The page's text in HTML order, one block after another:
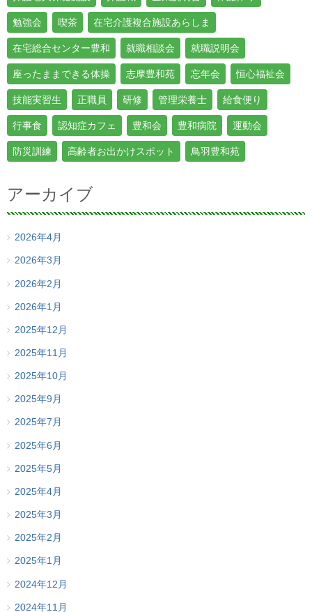
勉強会 喫茶 在宅介護複合施設あらしま
在宅総合センター豊和 就職相談会 就職説明会
座ったままできる体操 志摩豊和苑 忘年会 恒心福祉会
技能実習生 正職員 研修 管理栄養士 給食便り
行事食 認知症カフェ 豊和会 豊和病院 運動会
防災訓練 高齢者お出かけスポット 鳥羽豊和苑
アーカイブ
2026年4月
2026年3月
2026年2月
2026年1月
2025年12月
2025年11月
2025年10月
2025年9月
2025年7月
2025年6月
2025年5月
2025年4月
2025年3月
2025年2月
2025年1月
2024年12月
2024年11月